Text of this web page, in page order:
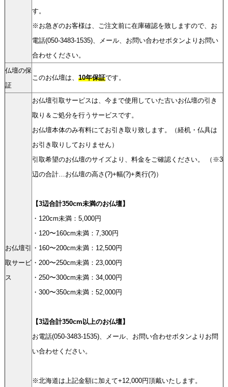
す。
※お急ぎのお客様は、ご注文前に在庫確認を致しますので、お
電話(050-3483-1535)、メール、お問い合わせボタンよりお問い
合わせください。
仏壇の保
証
このお仏壇は、 10年保証です。
お仏壇引
取サービ
ス
お仏壇引取サービスは、今まで使用していた古いお仏壇の引き
取り＆ご処分を行うサービスです。
お仏壇本体のみ有料にてお引き取り致します。（経机・仏具は
お引き取りしておりません）
引取希望のお仏壇のサイズより、料金をご確認ください。 （※3
辺の合計…お仏壇の高さ(?)+幅(?)+奥行(?)）
【3辺合計350cm未満のお仏壇】
・120cm未満：5,000円
・120〜160cm未満：7,300円
・160〜200cm未満：12,500円
・200〜250cm未満：23,000円
・250〜300cm未満：34,000円
・300〜350cm未満：52,000円
【3辺合計350cm以上のお仏壇】
お電話(050-3483-1535)、メール、お問い合わせボタンよりお問
い合わせください。
※北海道は上記金額に加えて+12,000円頂戴いたします。